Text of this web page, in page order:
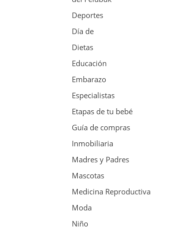
Deportes
Día de
Dietas
Educación
Embarazo
Especialistas
Etapas de tu bebé
Guía de compras
Inmobiliaria
Madres y Padres
Mascotas
Medicina Reproductiva
Moda
Niño